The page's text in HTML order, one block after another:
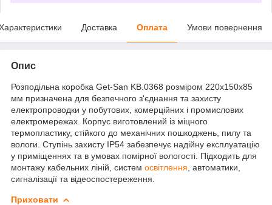
Доставка Оплата Умови повернення
Опис
Розподільна коробка Get-San KB.0368 розміром 220х150х85
мм призначена для безпечного з'єднання та захисту
електропроводки у побутових, комерційних і промислових
електромережах. Корпус виготовлений із міцного
термопластику, стійкого до механічних пошкоджень, пилу та
вологи. Ступінь захисту IP54 забезпечує надійну експлуатацію
у приміщеннях та в умовах помірної вологості. Підходить для
монтажу кабельних ліній, систем освітлення , автоматики,
сигналізації та відеоспостереження.
Приховати